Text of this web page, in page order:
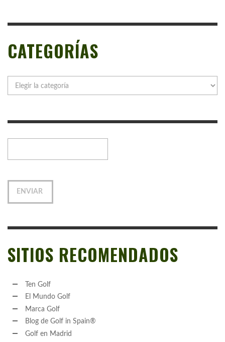
CATEGORÍAS
SITIOS RECOMENDADOS
Ten Golf
El Mundo Golf
Marca Golf
Blog de Golf in Spain®
Golf en Madrid